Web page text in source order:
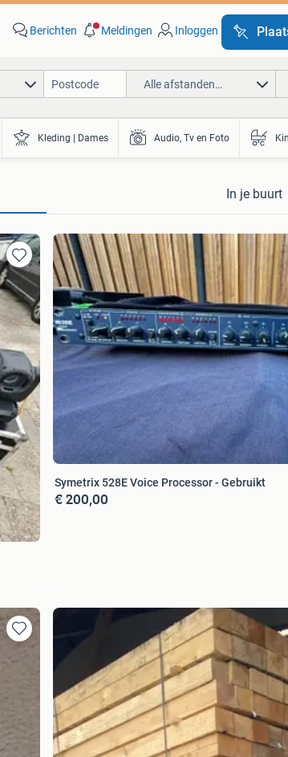
Berichten Meldingen Inloggen
Alle afstanden…
Kleding | Dames Audio, Tv en Foto
In je buurt
Toevoegen
aan
favorieten
Symetrix 528E Voice Processor - Gebruikt
€ 200,00
Toevoegen
aan
favorieten